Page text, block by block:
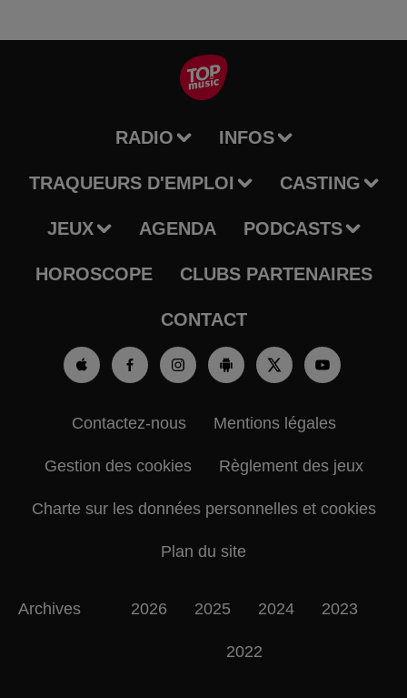
RADIO INFOS
TRAQUEURS D'EMPLOI CASTING
JEUX AGENDA PODCASTS
HOROSCOPE CLUBS PARTENAIRES
CONTACT
Contactez-nous Mentions légales
Gestion des cookies Règlement des jeux
Charte sur les données personnelles et cookies
Plan du site
Archives 2026 2025 2024 2023
2022